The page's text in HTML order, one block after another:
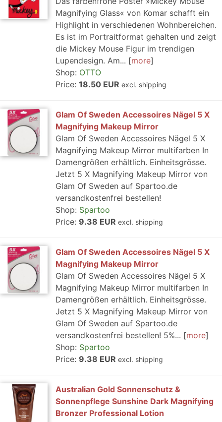
Magnifying Glass« von Komar schafft ein
Highlight in verschiedenen Wohnbereichen.
Es ist im Portraitformat gehalten und zeigt
die Mickey Mouse Figur im trendigen
Lupendesign. Am...
more
Shop: OTTO
Price: 18.50 EUR excl. shipping
Glam Of Sweden Accessoires Nägel 5 X
Magnifying Makeup Mirror
Glam Of Sweden Accessoires Nägel 5 X
Magnifying Makeup Mirror multifarben In
Damengrößen erhältlich. Einheitsgrösse.
Jetzt 5 X Magnifying Makeup Mirror von
Glam Of Sweden auf Spartoo.de
versandkostenfrei bestellen!
Shop: Spartoo
Price: 9.38 EUR excl. shipping
Glam Of Sweden Accessoires Nägel 5 X
Magnifying Makeup Mirror
Glam Of Sweden Accessoires Nägel 5 X
Magnifying Makeup Mirror multifarben In
Damengrößen erhältlich. Einheitsgrösse.
Jetzt 5 X Magnifying Makeup Mirror von
Glam Of Sweden auf Spartoo.de
versandkostenfrei bestellen! 5%...
more
Shop: Spartoo
Price: 9.38 EUR excl. shipping
Australian Gold Sonnenschutz &
Sonnenpflege Sunshine Dark Magnifying
Bronzer Professional Lotion